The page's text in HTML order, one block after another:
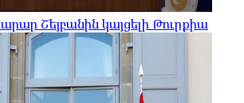
Շեյբանին կայցելի Թուրքիա